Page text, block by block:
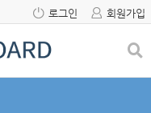
로그인 회원가입